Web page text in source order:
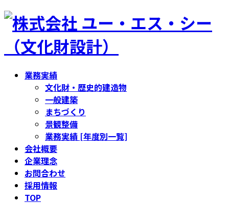
コ
ン
ナ
ー
業務実績
文化財・歴史的建造物
一般建築
まちづくり
景観整備
業務実績 [年度別一覧]
会社概要
企業理念
お問合わせ
採用情報
TOP